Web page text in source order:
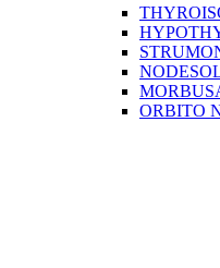
ORBITO